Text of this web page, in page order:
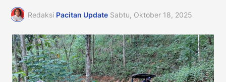
Redaksi Pacitan Update Sabtu, Oktober 18, 2025